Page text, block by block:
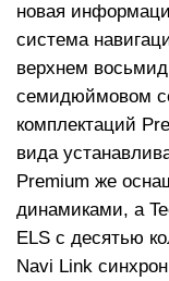
новая
система
верхнем
семидюймовом
комплектаций
вида
Premium же
динамиками, а
ELS с десятью
Navi Link